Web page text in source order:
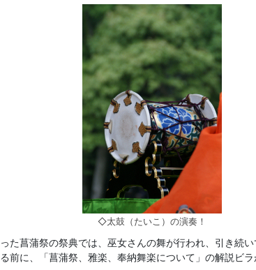
◇太鼓（たいこ）の演奏！
た菖蒲祭の祭典では、巫女さんの舞が行われ、引き続い
前に、「菖蒲祭、雅楽、奉納舞楽について」の解説ビ